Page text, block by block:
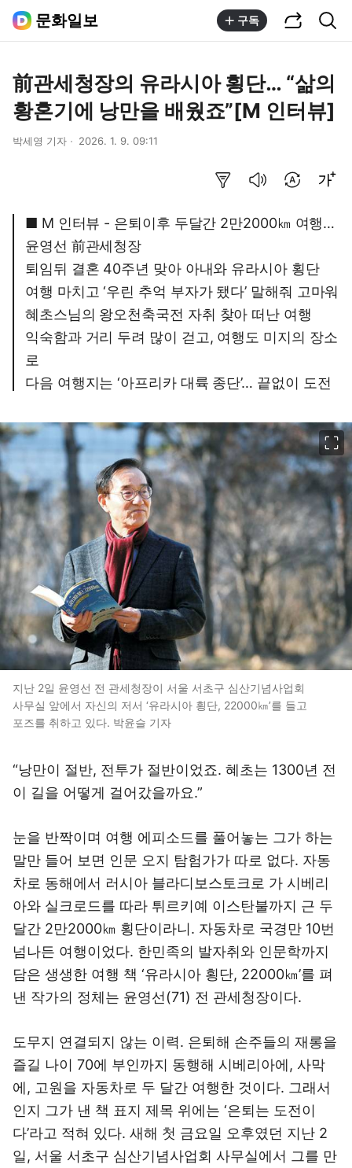
문화일보 구독
前관세청장의 유라시아 횡단… “삶의
황혼기에 낭만을 배웠죠”[M 인터뷰]
박세영 기자 2026. 1. 9. 09:11
■ M 인터뷰 - 은퇴이후 두달간 2만2000㎞ 여행…
윤영선 前관세청장
퇴임뒤 결혼 40주년 맞아 아내와 유라시아 횡단
여행 마치고 ‘우린 추억 부자가 됐다’ 말해줘 고마워
혜초스님의 왕오천축국전 자취 찾아 떠난 여행
익숙함과 거리 두려 많이 걷고, 여행도 미지의 장소
로
다음 여행지는 ‘아프리카 대륙 종단’… 끝없이 도전
지난 2일 윤영선 전 관세청장이 서울 서초구 심산기념사업회
사무실 앞에서 자신의 저서 ‘유라시아 횡단, 22000㎞’를 들고
포즈를 취하고 있다. 박윤슬 기자
“낭만이 절반, 전투가 절반이었죠. 혜초는 1300년 전
이 길을 어떻게 걸어갔을까요.”
눈을 반짝이며 여행 에피소드를 풀어놓는 그가 하는
말만 들어 보면 인문 오지 탐험가가 따로 없다. 자동
차로 동해에서 러시아 블라디보스토크로 가 시베리
아와 실크로드를 따라 튀르키예 이스탄불까지 근 두
달간 2만2000㎞ 횡단이라니. 자동차로 국경만 10번
넘나든 여행이었다. 한민족의 발자취와 인문학까지
담은 생생한 여행 책 ‘유라시아 횡단, 22000㎞’를 펴
낸 작가의 정체는 윤영선(71) 전 관세청장이다.
도무지 연결되지 않는 이력. 은퇴해 손주들의 재롱을
즐길 나이 70에 부인까지 동행해 시베리아에, 사막
에, 고원을 자동차로 두 달간 여행한 것이다. 그래서
인지 그가 낸 책 표지 제목 위에는 ‘은퇴는 도전이
다’라고 적혀 있다. 새해 첫 금요일 오후였던 지난 2
일, 서울 서초구 심산기념사업회 사무실에서 그를 만